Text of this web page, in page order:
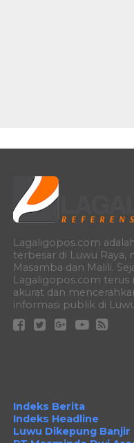
Lagaligopos.com
terbesar di Luwu
Masamba dan Malili.
Lagaligopos.com
akurat dan
informasi publik di
Indeks Berita
Indeks Headline
Luwu Dikepung Banjir